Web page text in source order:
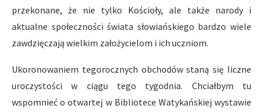
przekonane, że nie tylko Kościoły, ale także narody i
aktualne społeczności świata słowiańskiego bardzo wiele
zawdzięczają wielkim założycielom i ich uczniom.
Ukoronowaniem tegorocznych obchodów staną się liczne
uroczystości w ciągu tego tygodnia. Chciałbym tu
wspomnieć o otwartej w Bibliotece Watykańskiej wystawie